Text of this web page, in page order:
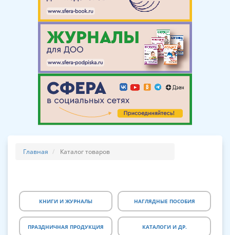
Главная Каталог товаров
КНИГИ И ЖУРНАЛЫ НАГЛЯДНЫЕ ПОСОБИЯ
ПРАЗДНИЧНАЯ ПРОДУКЦИЯ КАТАЛОГИ И ДР.